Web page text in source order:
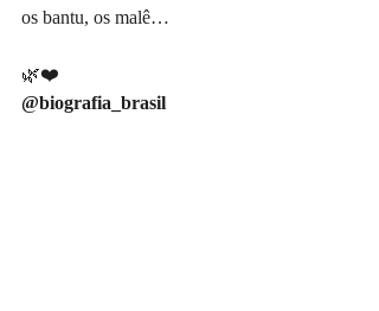
os bantu, os malê…
🌿❤️
@biografia_brasil